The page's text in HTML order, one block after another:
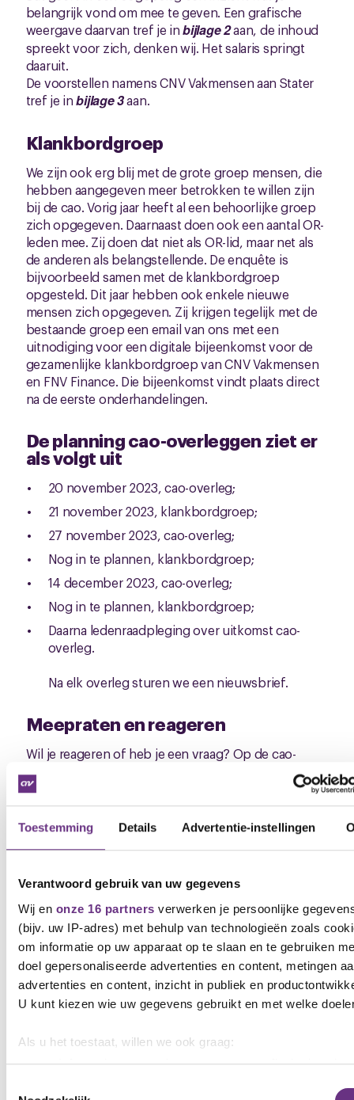
Toestemming Details Advertentie-instellingen
Verantwoord gebruik van uw gegevens
Wij en onze 16 partners verwerken je persoonlijke
(bijv. uw IP-adres) met behulp van technologieën zoals
om informatie op uw apparaat op te slaan en te gebruiken
doel gepersonaliseerde advertenties en content, metingen
advertenties en content, inzicht in publiek en
U kunt kiezen wie uw gegevens gebruikt en met welke
Als u het toestaat, willen we ook graag:
Informatie verzamelen over uw geografische locatie,
belangrijk vond om mee te geven. Een grafische
weergave daarvan tref je inbijlage 2aan, de inhoud
spreekt voor zich, denken wij. Het salaris springt
daaruit.
De voorstellen namens CNV Vakmensen aan Stater
tref je inbijlage 3aan.
Klankbordgroep
We zijn ook erg blij met de grote groep mensen, die
hebben aangegeven meer betrokken te willen zijn
bij de cao. Vorig jaar heeft al een behoorlijke groep
zich opgegeven. Daarnaast doen ook een aantal OR-
leden mee. Zij doen dat niet als OR-lid, maar net als
de anderen als belangstellende. De enquête is
bijvoorbeeld samen met de klankbordgroep
opgesteld. Dit jaar hebben ook enkele nieuwe
mensen zich opgegeven. Zij krijgen tegelijk met de
bestaande groep een email van ons met een
uitnodiging voor een digitale bijeenkomst voor de
gezamenlijke klankbordgroep van CNV Vakmensen
en FNV Finance. Die bijeenkomst vindt plaats direct
na de eerste onderhandelingen.
De planning cao-overleggen ziet er
als volgt uit
20 november 2023, cao-overleg;
21 november 2023, klankbordgroep;
27 november 2023, cao-overleg;
Nog in te plannen, klankbordgroep;
14 december 2023, cao-overleg;
Nog in te plannen, klankbordgroep;
Daarna ledenraadpleging over uitkomst cao-
overleg.
Na elk overleg sturen we een nieuwsbrief.
Meepraten en reageren
Wil je reageren of heb je een vraag? Op de cao-
pagina kun je het hele cao-traject volgen en bij alle
fases meepraten, reageren of je vraag stellen. Ga
direct naar de cao-pagina:Cao Stater | CNV
VakmensenKrijg je de nieuwsbrief per post? Dan
kun je alle nieuwsbrieven vinden op de cao-pagina:
stater/
Word gratis lid
Je kunt trouwens nog steeds gratis lid worden van
CNV Vakmensen. Stater betaalt het eerste jaar. Wijs je
collega hierop of maak deze collega lid. Ga voor
meer informatie naarWord lid via de kortingsactie
van je werkgever | CNV Vakmensen - Sluit je aan |
CNV Vakmensen
Roel van Riezen, bestuurder CNV Vakmensen